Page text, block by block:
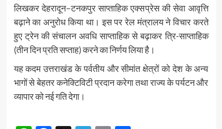
लिखकर देहरादून–टनकपुर साप्ताहिक एक्सप्रेस की सेवा आवृत्ति
बढ़ाने का अनुरोध किया था। इस पर रेल मंत्रालय ने विचार करते
हुए ट्रेन की संचालन अवधि साप्ताहिक से बढ़ाकर त्रि-साप्ताहिक
(तीन दिन प्रति सप्ताह) करने का निर्णय लिया है।
यह कदम उत्तराखंड के पर्वतीय और सीमांत क्षेत्रों को देश के अन्य
भागों से बेहतर कनेक्टिविटी प्रदान करेगा तथा राज्य के पर्यटन और
व्यापार को नई गति देगा।
Post